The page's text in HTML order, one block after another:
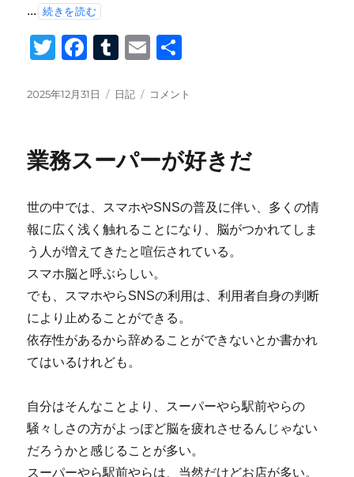
... 続きを読む
T
tt
F
c
b
o
o
k
T
m
r
E
ail
投
2025年12月31日
カ
ー
日記
2025
わ
コメント
業務スーパーが好きだ
世の中では、スマホやSNSの普及に伴い、多くの情
報に広く浅く触れることになり、脳がつかれてしま
う人が増えてきたと喧伝されている。
スマホ脳と呼ぶらしい。
でも、スマホやらSNSの利用は、利用者自身の判断
により止めることができる。
依存性があるから辞めることができないとか書かれ
てはいるけれども。
自分はそんなことより、スーパーやら駅前やらの
騒々しさの方がよっぽど脳を疲れさせるんじゃない
だろうかと感じることが多い。
スーパーやら駅前やらは、当然だけどお店が多い。